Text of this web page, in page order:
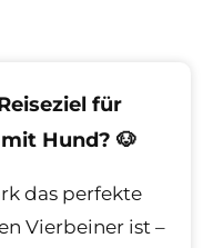
für
Hund? 🐶
das perfekte
Vierbeiner ist –